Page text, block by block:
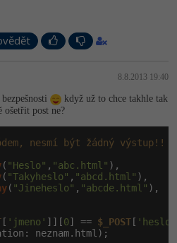
8.8.2013 19:40
když už to chce takhle tak
ošetřit post ne?
nesmí být žádný výstup!!
( "Heslo" , "abc.html"
( "Takyheslo" , "abcd.html"
( "Jineheslo" , "abcde.html" ),
[ 'jmeno' ]][0] == $_POST [ 'heslo'
neznam.html);